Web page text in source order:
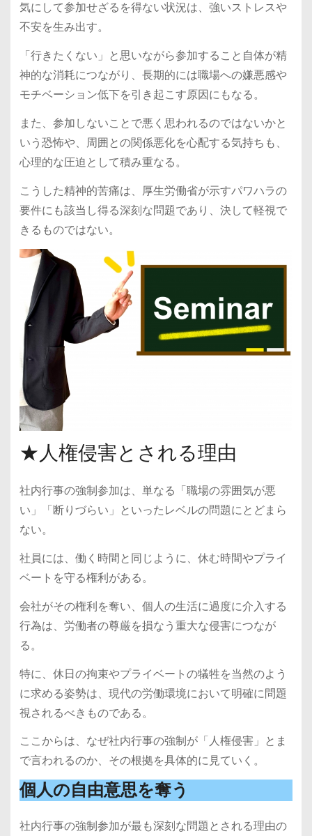
気にして参加せざるを得ない状況は、強いストレスや
不安を生み出す。
「行きたくない」と思いながら参加すること自体が精
神的な消耗につながり、長期的には職場への嫌悪感や
モチベーション低下を引き起こす原因にもなる。
また、参加しないことで悪く思われるのではないかと
いう恐怖や、周囲との関係悪化を心配する気持ちも、
心理的な圧迫として積み重なる。
こうした精神的苦痛は、厚生労働省が示すパワハラの
要件にも該当し得る深刻な問題であり、決して軽視で
きるものではない。
★人権侵害とされる理由
社内行事の強制参加は、単なる「職場の雰囲気が悪
い」「断りづらい」といったレベルの問題にとどまら
ない。
社員には、働く時間と同じように、休む時間やプライ
ベートを守る権利がある。
会社がその権利を奪い、個人の生活に過度に介入する
行為は、労働者の尊厳を損なう重大な侵害につなが
る。
特に、休日の拘束やプライベートの犠牲を当然のよう
に求める姿勢は、現代の労働環境において明確に問題
視されるべきものである。
ここからは、なぜ社内行事の強制が「人権侵害」とま
で言われるのか、その根拠を具体的に見ていく。
個人の自由意思を奪う
社内行事の強制参加が最も深刻な問題とされる理由の